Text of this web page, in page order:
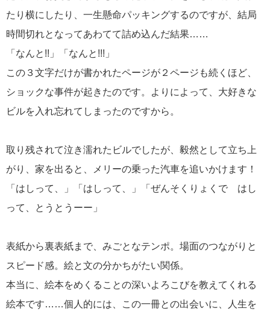
たり横にしたり、一生懸命パッキングするのですが、結局
時間切れとなってあわてて詰め込んだ結果……
「なんと!!」「なんと!!!」
この３文字だけが書かれたページが２ページも続くほど、
ショックな事件が起きたのです。よりによって、大好きな
ビルを入れ忘れてしまったのですから。
取り残されて泣き濡れたビルでしたが、毅然として立ち上
がり、家を出ると、メリーの乗った汽車を追いかけます！
「はしって、」「はしって、」「ぜんそくりょくで はし
って、とうとうーー」
表紙から裏表紙まで、みごとなテンポ。場面のつながりと
スピード感。絵と文の分かちがたい関係。
本当に、絵本をめくることの深いよろこびを教えてくれる
絵本です……個人的には、この一冊との出会いに、人生を